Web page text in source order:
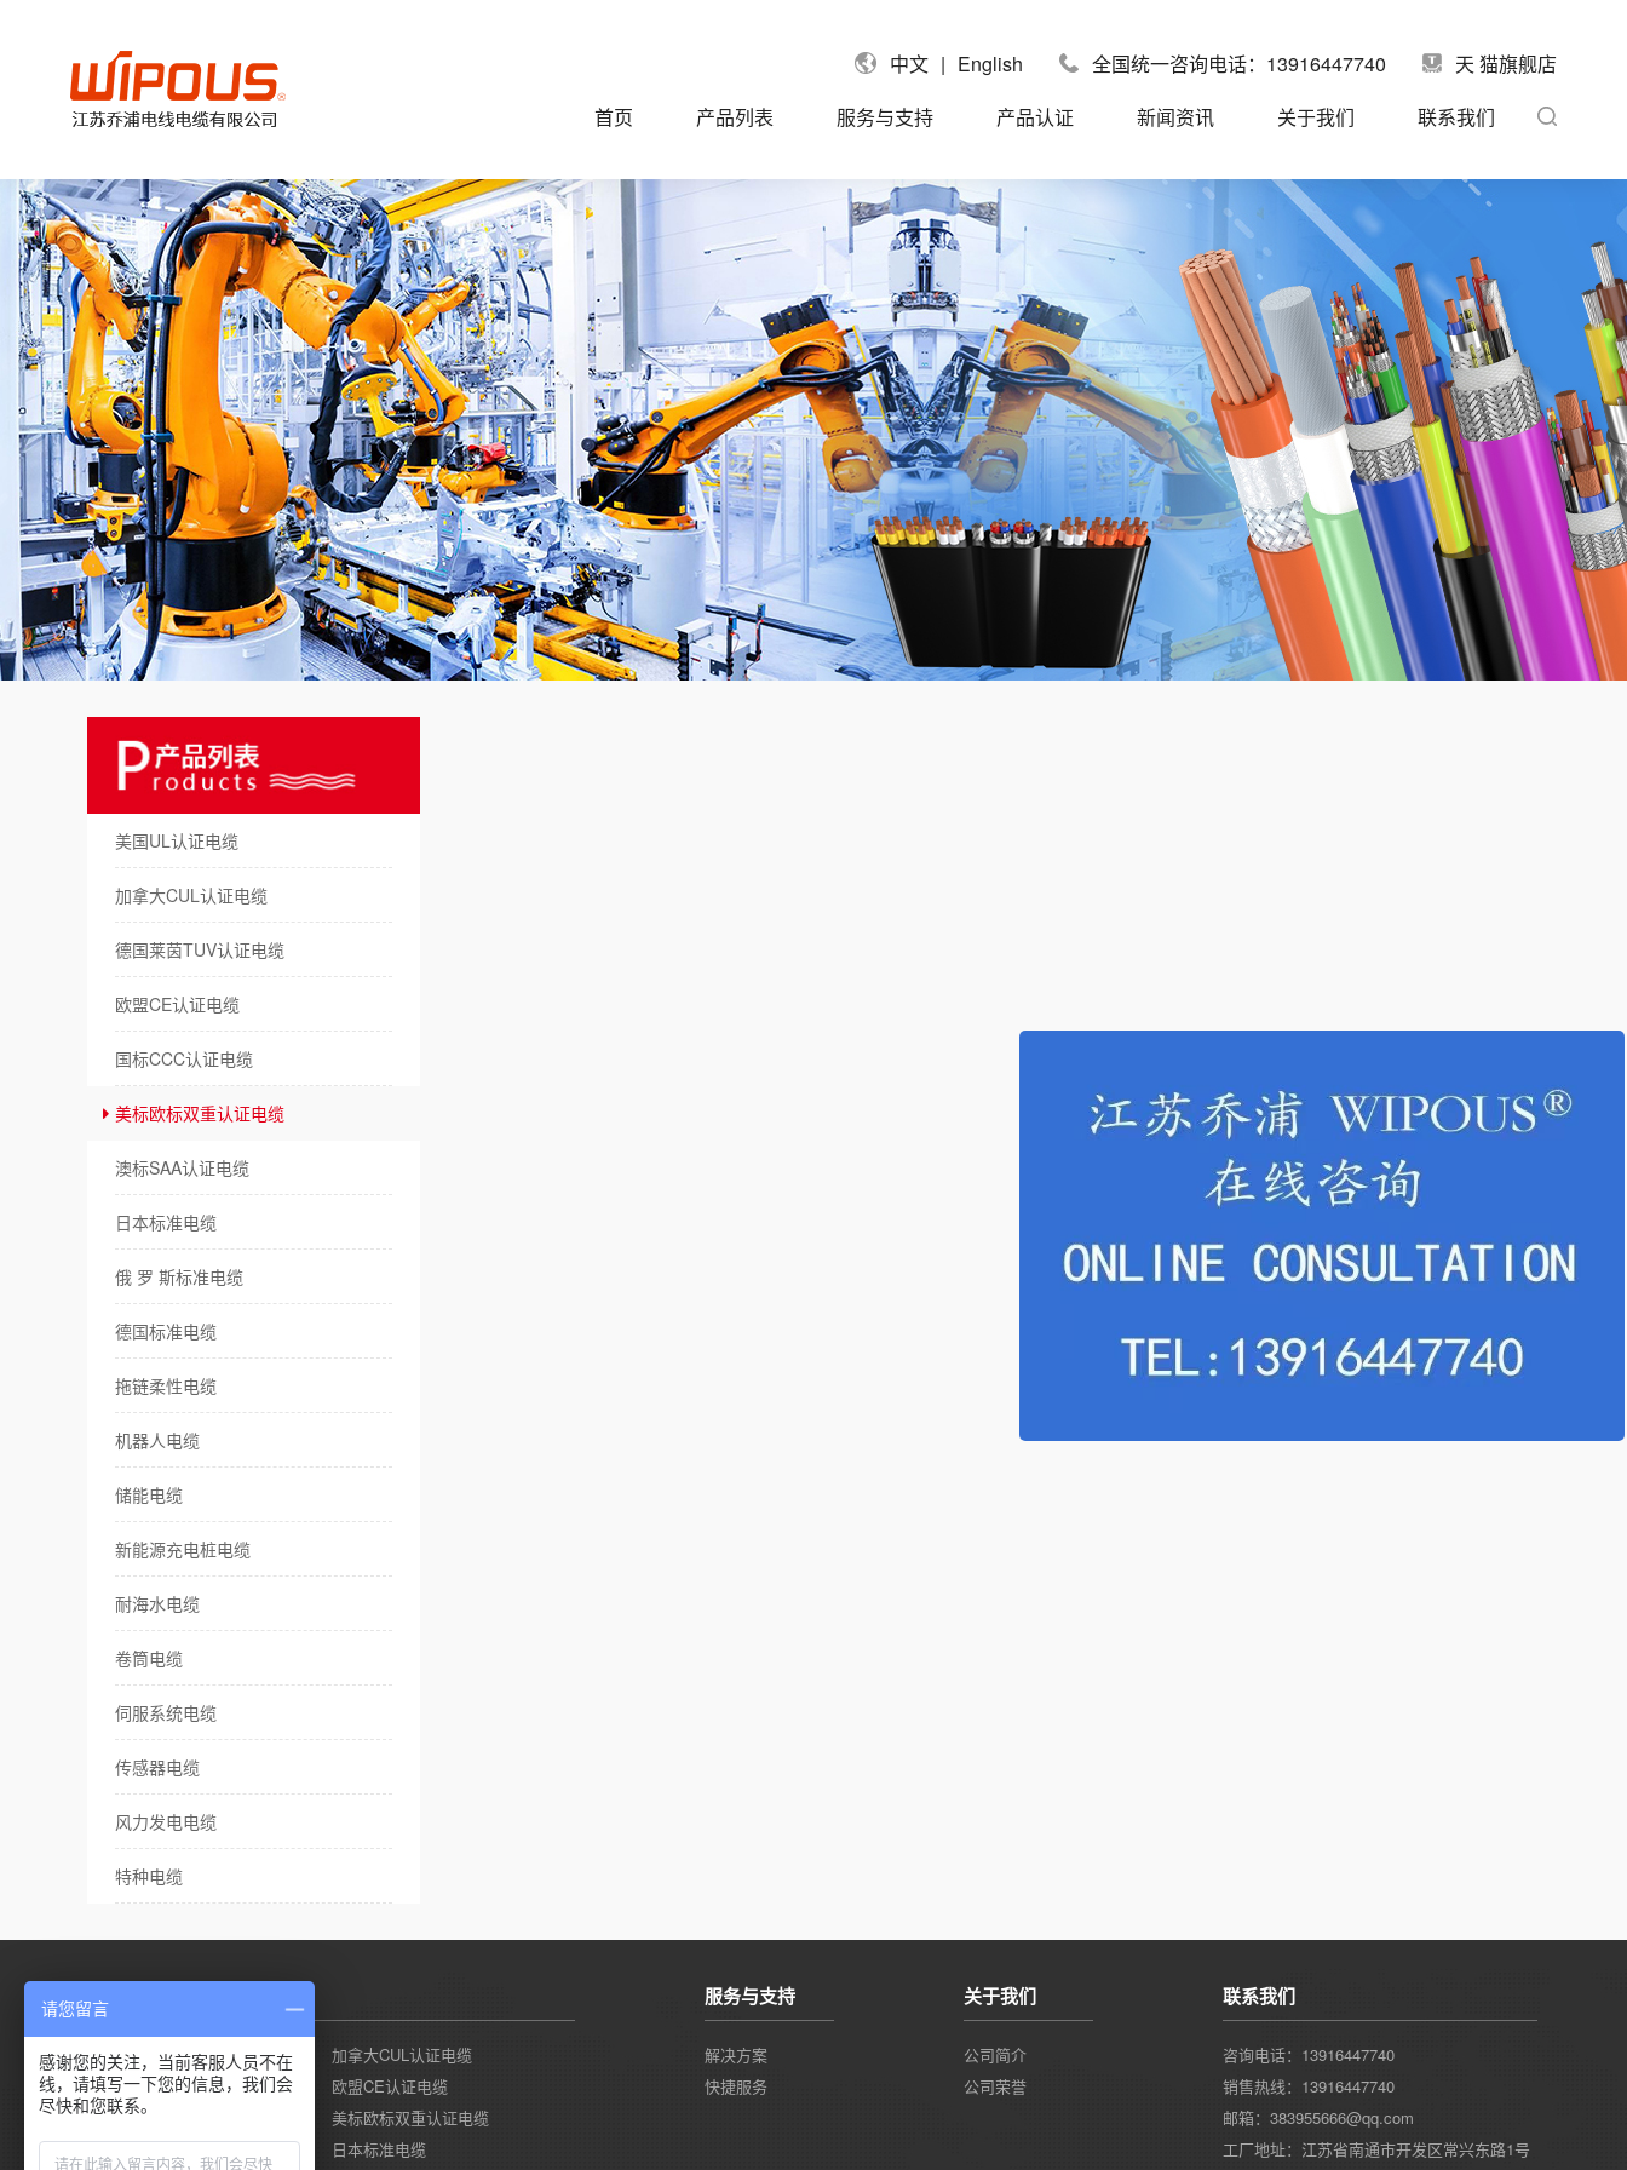
中文 | English 全国统一咨询电话：13916447740
天 猫旗舰店
首页
产品列表
美国UL认证电缆
加拿大CUL认证电缆
德国莱茵TUV认证电缆
欧盟CE认证电缆
国标CCC认证电缆
美标欧标双重认证电缆
澳标SAA认证电缆
日本标准电缆
UL758单芯线
UL758信号电缆
UL758控制电缆
UL758动力电缆
UL758聚氨酯PUR/TPU电缆
UL83标准
UL44标准
UL1277标准
服务与支持 产品认证 新闻资讯 关于我们 联系我们
美国UL认证电缆
加拿大CUL认证电缆
德国莱茵TUV认证电缆
欧盟CE认证电缆
国标CCC认证电缆
美标欧标双重认证电缆
澳标SAA认证电缆
日本标准电缆
俄 罗 斯标准电缆
德国标准电缆
拖链柔性电缆
机器人电缆
储能电缆
新能源充电桩电缆
耐海水电缆
卷筒电缆
伺服系统电缆
传感器电缆
风力发电电缆
特种电缆
产品列表
美国UL认证电缆
加拿大CUL认证电缆
德国莱茵TUV认证电缆
欧盟CE认证电缆
国标CCC认证电缆
美标欧标双重认证电缆
澳标SAA认证电缆
日本标准电缆
服务与支持
解决方案
快捷服务
关于我们
公司简介
公司荣誉
联系我们
咨询电话：13916447740
销售热线：13916447740
邮箱：383955666@qq.com
工厂地址：江苏省南通市开发区常兴东路1号
请您留言
感谢您的关注，当前客服人员不在
线，请填写一下您的信息，我们会
尽快和您联系。